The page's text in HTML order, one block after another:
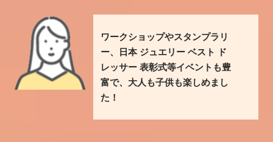
ワークショップやスタンプラリ
ー、日本 ジュエリー ベスト ド
レッサー 表彰式等イベントも豊
富で、大人も子供も楽しめまし
た！